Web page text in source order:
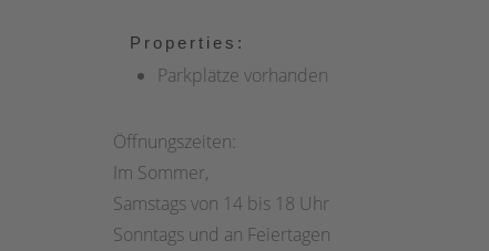
Properties:
Parkplätze vorhanden
Öffnungszeiten:
Im Sommer,
Samstags von 14 bis 18 Uhr
Sonntags und an Feiertagen